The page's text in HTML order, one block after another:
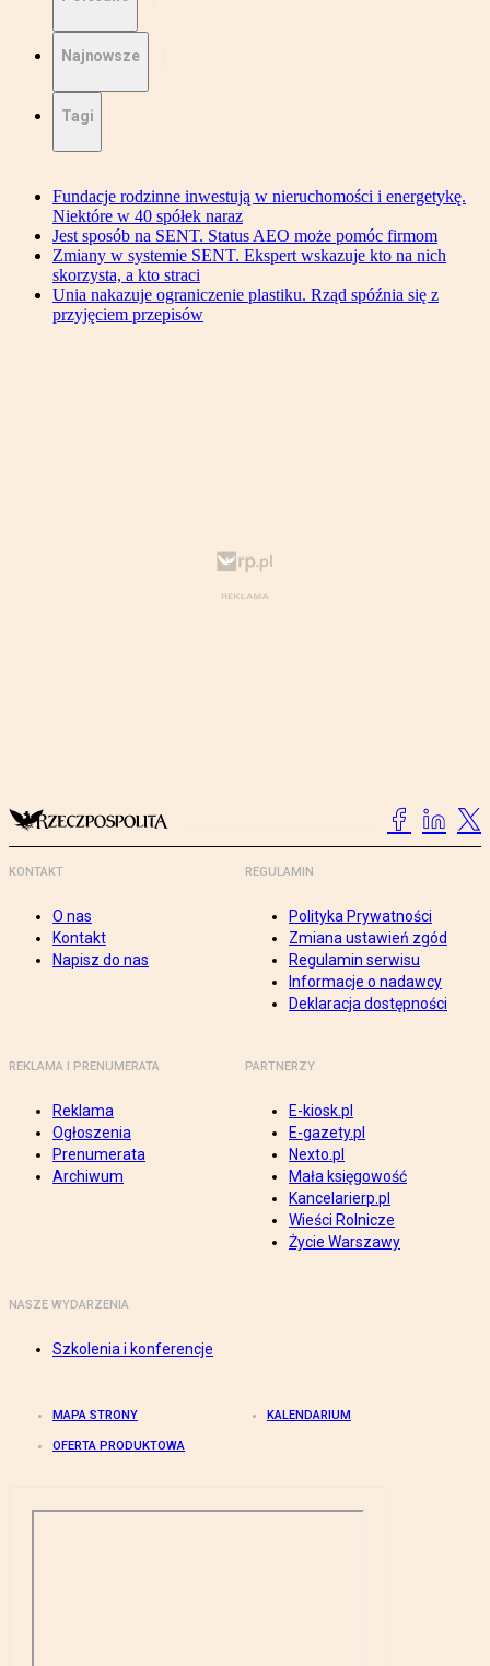
Najnowsze
Tagi
Fundacje rodzinne inwestują w nieruchomości i energetykę.
Niektóre w 40 spółek naraz
Jest sposób na SENT. Status AEO może pomóc firmom
Zmiany w systemie SENT. Ekspert wskazuje kto na nich
skorzysta, a kto straci
Unia nakazuje ograniczenie plastiku. Rząd spóźnia się z
przyjęciem przepisów
KONTAKT
O nas
Kontakt
Napisz do nas
REGULAMIN
Polityka Prywatności
Zmiana ustawień zgód
Regulamin serwisu
Informacje o nadawcy
Deklaracja dostępności
REKLAMA I PRENUMERATA
Reklama
Ogłoszenia
Prenumerata
Archiwum
PARTNERZY
E-kiosk.pl
E-gazety.pl
Nexto.pl
Mała księgowość
Kancelarierp.pl
Wieści Rolnicze
Życie Warszawy
NASZE WYDARZENIA
Szkolenia i konferencje
MAPA STRONY KALENDARIUM
OFERTA PRODUKTOWA